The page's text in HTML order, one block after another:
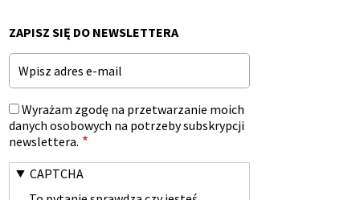
ZAPISZ SIĘ DO NEWSLETTERA
Email
Wyrażam zgodę na przetwarzanie moich
danych osobowych na potrzeby subskrypcji
newslettera.
CAPTCHA